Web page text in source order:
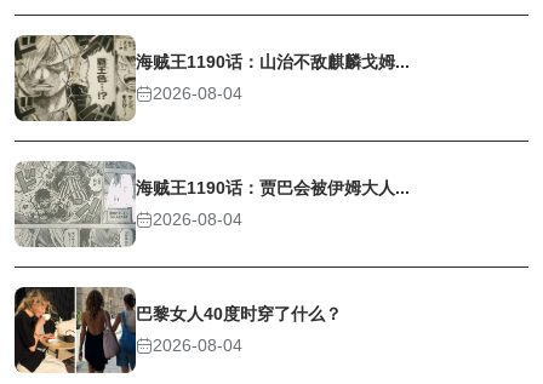
海贼王1190话：山治不敌麒麟戈姆...
2026-08-04
海贼王1190话：贾巴会被伊姆大人...
2026-08-04
巴黎女人40度时穿了什么？
2026-08-04